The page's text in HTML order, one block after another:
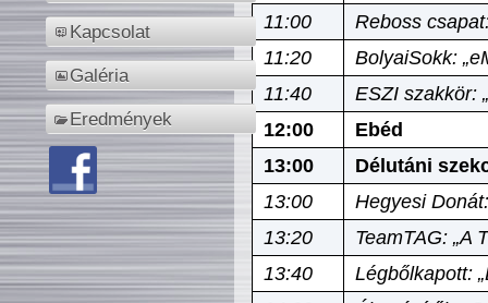
Kapcsolat
Galéria
Eredmények
11:00
Reboss
11:20
BolyaiSokk:
11:40
ESZI szakkör:
12:00
Ebéd
13:00
Délutáni
13:00
Hegyesi
13:20
TeamTAG: „A
13:40
Légbőlkapott: